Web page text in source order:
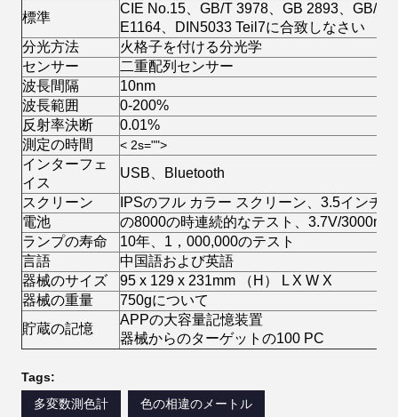
標準
CIE No.15、GB/T 3978、GB 2893、GB/T
E1164、DIN5033 Teil7に合致しなさい
分光方法
火格子を付ける分光学
センサー
二重配列センサー
波長間隔
10nm
波長範囲
0-200%
反射率決断
0.01%
測定の時間
< 2s="">
インターフェ
イス
USB、Bluetooth
スクリーン
IPSのフル カラー スクリーン、3.5インチ
電池
の8000の時連続的なテスト、3.7V/
ランプの寿命
10年、1，000,000のテスト
言語
中国語および英語
器械のサイズ
95 x 129 x 231mm （H） L X W X
器械の重量
750gについて
貯蔵の記憶
APPの大容量記憶装置
器械からのターゲットの100 PC
Tags:
多変数測色計
色の相違のメートル